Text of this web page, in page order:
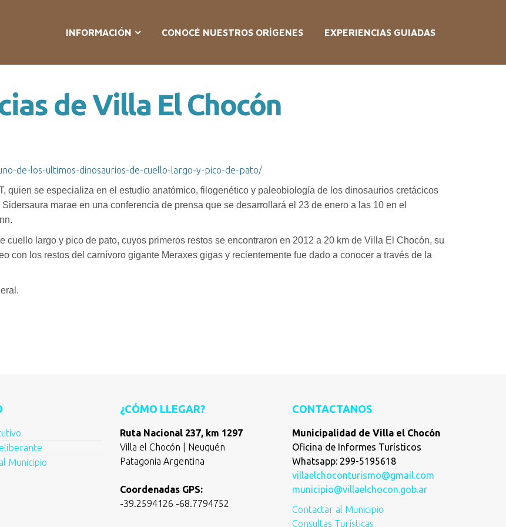
INFORMACIÓN CONOCÉ NUESTROS ORÍGENES EXPERIENCIAS GUIADAS
de Villa El Chocón
de-los-ultimos-dinosaurios-de-cuello-largo-y-pico-de-pato/
quien se especializa en el estudio anatómico, filogenético y paleobiología de los dinosaurios cretácicos
marae en una conferencia de prensa que se desarrollará el 23 de enero a las 10 en el
cuello largo y pico de pato, cuyos primeros restos se encontraron en 2012 a 20 km de Villa El Chocón, su
con los restos del carnívoro gigante Meraxes gigas y recientemente fue dado a conocer a través de la
Municipio
¿CÓMO LLEGAR?
Ruta Nacional 237, km 1297
Villa el Chocón | Neuquén
Patagonia Argentina
Coordenadas GPS:
-39.2594126 -68.7794752
CONTACTANOS
Municipalidad de Villa el Chocón
Oficina de Informes Turísticos
Whatsapp: 299-5195618
villaelchoconturismo@gmail.com
municipio@villaelchocon.gob.ar
Contactar al Municipio
Consultas Turísticas